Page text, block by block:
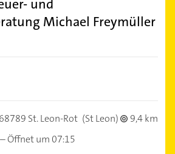
und
Michael Freymüller
68789 St. Leon-Rot (St Leon)
9,4 km
–Öffnet um 07:15